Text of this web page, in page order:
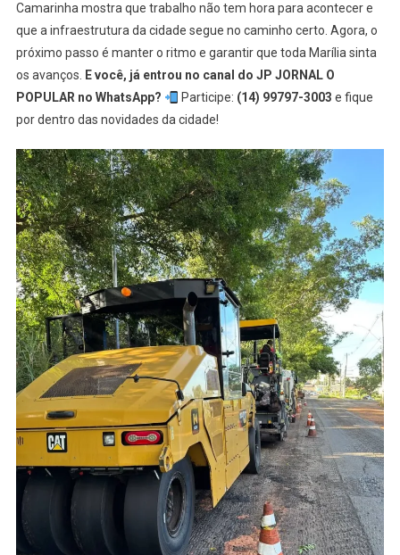
Camarinha mostra que trabalho não tem hora para acontecer e
que a infraestrutura da cidade segue no caminho certo. Agora, o
próximo passo é manter o ritmo e garantir que toda Marília sinta
os avanços. E você, já entrou no canal do JP JORNAL O
POPULAR no WhatsApp?
Participe: (14) 99797-3003 e fique
por dentro das novidades da cidade!